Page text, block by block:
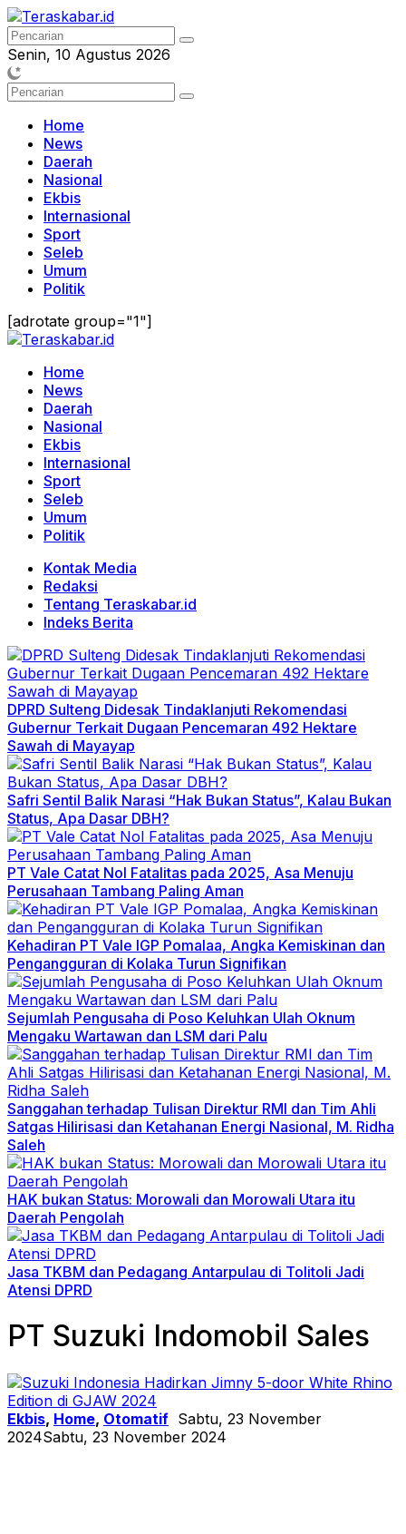
Langsung
ke
konten
Senin, 10 Agustus 2026
Home
News
Daerah
Nasional
Ekbis
Internasional
Sport
Seleb
Umum
Politik
[adrotate group="1"]
Home
News
Daerah
Nasional
Ekbis
Internasional
Sport
Seleb
Umum
Politik
Kontak Media
Redaksi
Tentang Teraskabar.id
Indeks Berita
DPRD Sulteng Didesak Tindaklanjuti Rekomendasi
Gubernur Terkait Dugaan Pencemaran 492 Hektare
Sawah di Mayayap
Safri Sentil Balik Narasi “Hak Bukan Status”, Kalau Bukan
Status, Apa Dasar DBH?
PT Vale Catat Nol Fatalitas pada 2025, Asa Menuju
Perusahaan Tambang Paling Aman
Kehadiran PT Vale IGP Pomalaa, Angka Kemiskinan dan
Pengangguran di Kolaka Turun Signifikan
Sejumlah Pengusaha di Poso Keluhkan Ulah Oknum
Mengaku Wartawan dan LSM dari Palu
Sanggahan terhadap Tulisan Direktur RMI dan Tim Ahli
Satgas Hilirisasi dan Ketahanan Energi Nasional, M. Ridha
Saleh
HAK bukan Status: Morowali dan Morowali Utara itu
Daerah Pengolah
Jasa TKBM dan Pedagang Antarpulau di Tolitoli Jadi
Atensi DPRD
PT Suzuki Indomobil Sales
Ekbis, Home, Otomatif Sabtu, 23 November
2024Sabtu, 23 November 2024